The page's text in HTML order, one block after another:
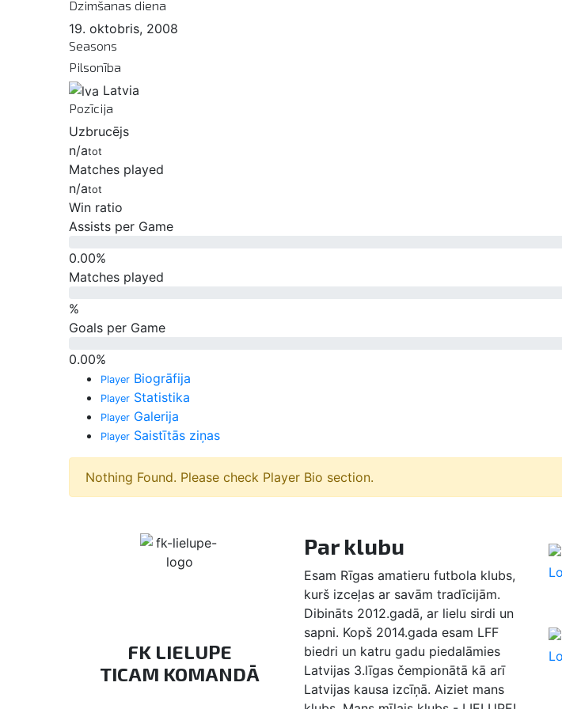
Dzimšanas diena
19. oktobris, 2008
Seasons
Pilsonība
Latvia
Pozīcija
Uzbrucējs
n/atot
Matches played
n/atot
Win ratio
Assists per Game
0.00%
Matches played
%
Goals per Game
0.00%
Player Biogrāfija
Player Statistika
Player Galerija
Player Saistītās ziņas
Nothing Found. Please check Player Bio section.
FK LIELUPE
TICAM KOMANDĀ
Par klubu
Esam Rīgas amatieru futbola klubs,
kurš izceļas ar savām tradīcijām.
Dibināts 2012.gadā, ar lielu sirdi un
sapni. Kopš 2014.gada esam LFF
biedri un katru gadu piedalāmies
Latvijas 3.līgas čempionātā kā arī
Latvijas kausa izcīņā. Aiziet mans